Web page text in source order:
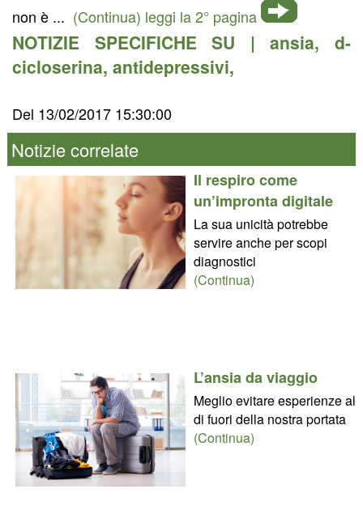
non è ... (Continua) leggi la 2° pagina
NOTIZIE SPECIFICHE SU |ansia,d-
cicloserina, antidepressivi,
Del 13/02/2017 15:30:00
Notizie correlate
Il respiro come
un’impronta digitale
La sua unicità potrebbe
servire anche per scopi
diagnostici
(Continua)
L’ansia da viaggio
Meglio evitare esperienze al
di fuori della nostra portata
(Continua)